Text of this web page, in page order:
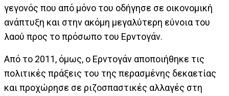
γεγονός που από μόνο του οδήγησε σε οικονομική
ανάπτυξη και στην ακόμη μεγαλύτερη εύνοια του
λαού προς το πρόσωπο του Ερντογάν.
Από το 2011, όμως, ο Ερντογάν αποποιήθηκε τις
πολιτικές πράξεις του της περασμένης δεκαετίας
και προχώρησε σε ριζοσπαστικές αλλαγές στη